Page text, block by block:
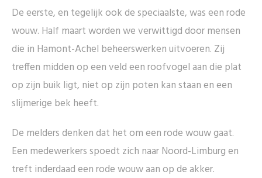
De eerste, en tegelijk ook de speciaalste, was een rode
wouw. Half maart worden we verwittigd door mensen
die in Hamont-Achel beheerswerken uitvoeren. Zij
treffen midden op een veld een roofvogel aan die plat
op zijn buik ligt, niet op zijn poten kan staan en een
slijmerige bek heeft.
De melders denken dat het om een rode wouw gaat.
Een medewerkers spoedt zich naar Noord-Limburg en
treft inderdaad een rode wouw aan op de akker.